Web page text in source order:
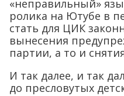
«неправильный»
ролика на Ютубе в
стать для ЦИК
вынесения
партии, а то и
И так далее, и так
до пресловутых